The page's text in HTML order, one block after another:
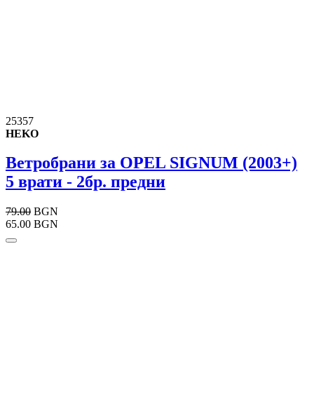
25357
HEKO
Ветробрани за OPEL SIGNUM (2003+)
5 врати - 2бр. предни
79.00 BGN
65.00 BGN